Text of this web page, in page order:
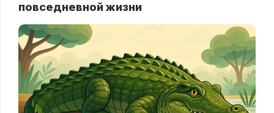
повседневной жизни